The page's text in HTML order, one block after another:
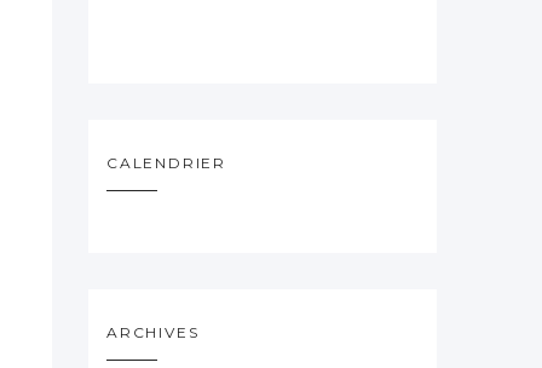
CALENDRIER
ARCHIVES